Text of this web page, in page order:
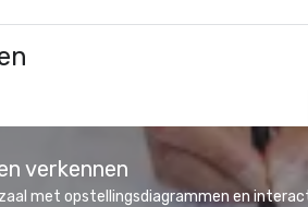
verkennen
met opstellingsdiagrammen en